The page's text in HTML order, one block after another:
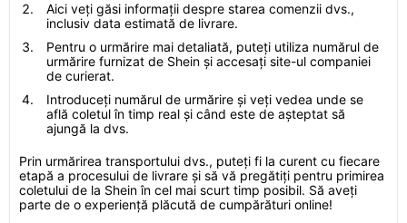
Aici veți găsi informații despre starea comenzii dvs.,
inclusiv data estimată de livrare.
Pentru o urmărire mai detaliată, puteți utiliza numărul de
urmărire furnizat de Shein și accesați site-ul companiei
de curierat.
Introduceți numărul de urmărire și veți vedea unde se
află coletul în timp real și când este de așteptat să
ajungă la dvs.
Prin urmărirea transportului dvs., puteți fi la curent cu fiecare
etapă a procesului de livrare și să vă pregătiți pentru primirea
coletului de la Shein în cel mai scurt timp posibil. Să aveți
parte de o experiență plăcută de cumpărături online!